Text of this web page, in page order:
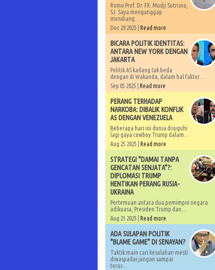
Romo Prof. Dr. FX. Mudji Sutrisno,
SJ. Saya menganggap
mendiang...
Dec 29 2025 | Read more
BICARA POLITIK IDENTITAS:
ANTARA NEW YORK DENGAN
JAKARTA
Politik AS kadang tak beda
dengan di Wakanda, dalam hal faktor...
Sep 05 2025 | Read more
PERANG TERHADAP
NARKOBA: DIBALIK KONFLIK
AS DENGAN VENEZUELA
Beberapa hari ini dunia disuguhi
lagi gaya cowboy Trump dalam...
Aug 25 2025 | Read more
STRATEGI "DAMAI TANPA
GENCATAN SENJATA"?:
DIPLOMASI TRUMP
HENTIKAN PERANG RUSIA-
UKRAINA
Pertemuan antara dua pemimpin negara
adikuasa, Presiden Trump dan...
Aug 21 2025 | Read more
ADA SULAPAN POLITIK
"BLAME GAME" DI SENAYAN?
Taktik main cari kesalahan mesti
diwaspadai jangan sampai
terus...